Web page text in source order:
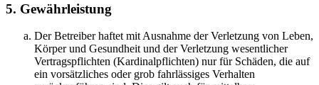
5. Gewährleistung
Der Betreiber haftet mit Ausnahme der Verletzung von Leben,
Körper und Gesundheit und der Verletzung wesentlicher
Vertragspflichten (Kardinalpflichten) nur für Schäden, die auf
ein vorsätzliches oder grob fahrlässiges Verhalten